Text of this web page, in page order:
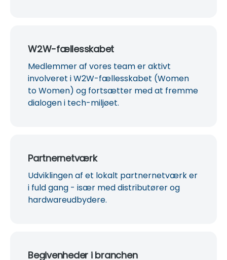
W2W-fællesskabet
Medlemmer af vores team er aktivt
involveret i W2W-fællesskabet (Women
to Women) og fortsætter med at fremme
dialogen i tech-miljøet.
Partnernetværk
Udviklingen af et lokalt partnernetværk er
i fuld gang - især med distributører og
hardwareudbydere.
Begivenheder i branchen